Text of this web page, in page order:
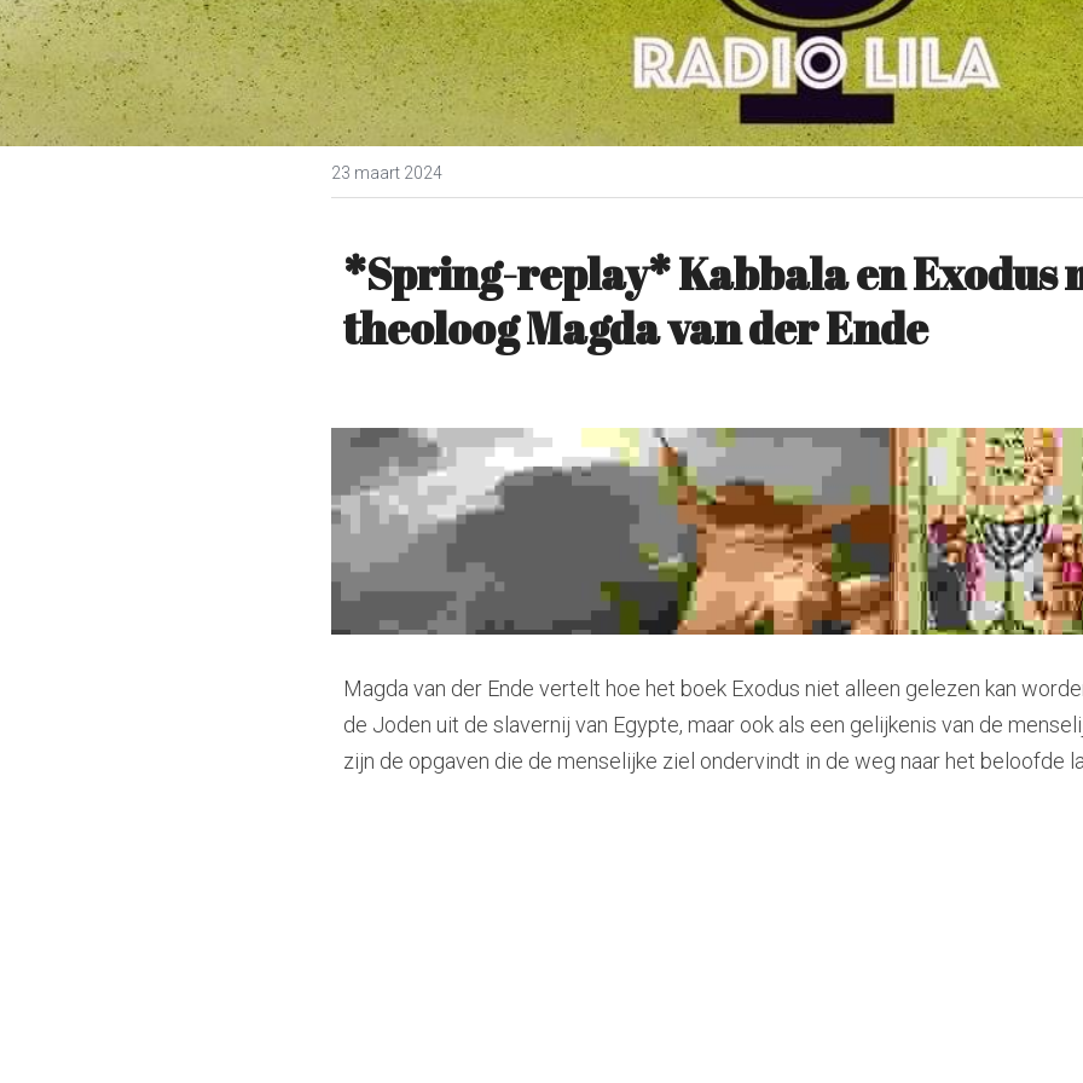
23 maart 2024
*Spring-replay* Kabbala en Exodus
theoloog Magda van der Ende
Magda van der Ende vertelt hoe het boek Exodus niet alleen gelezen kan
de Joden uit de slavernij van Egypte, maar ook als een gelijkenis van de
zijn de opgaven die de menselijke ziel ondervindt in de weg naar het beloofde